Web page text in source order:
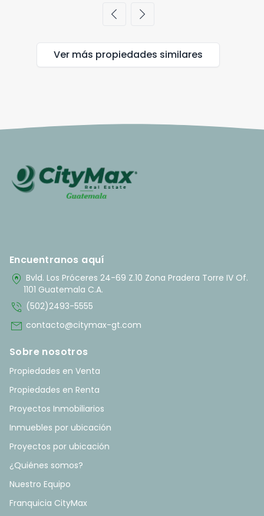
chevron_left chevron_right
Ver más propiedades similares
Encuentranos aquí
home_pin Bvld. Los Próceres 24-69 Z.10 Zona Pradera Torre IV Of.
1101 Guatemala C.A.
phone_in_talk (502)2493-5555
mail contacto@citymax-gt.com
Sobre nosotros
Propiedades en Venta
Propiedades en Renta
Proyectos Inmobiliarios
Inmuebles por ubicación
Proyectos por ubicación
¿Quiénes somos?
Nuestro Equipo
Franquicia CityMax